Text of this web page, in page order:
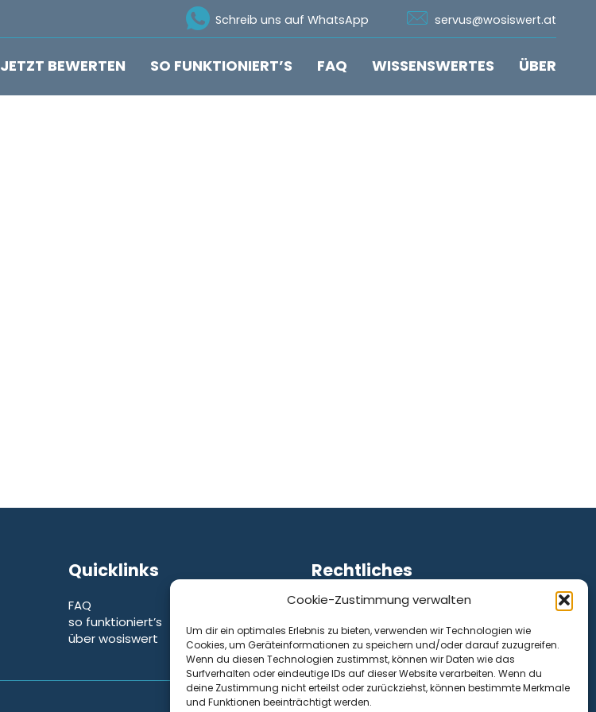
Cookie-Zustimmung verwalten
Um dir ein optimales Erlebnis zu bieten, verwenden wir Technologien wie
Cookies, um Geräteinformationen zu speichern und/oder darauf zuzugreifen.
Wenn du diesen Technologien zustimmst, können wir Daten wie das
Surfverhalten oder eindeutige IDs auf dieser Website verarbeiten. Wenn du
deine Zustimmung nicht erteilst oder zurückziehst, können bestimmte Merkmale
und Funktionen beeinträchtigt werden.
Schreib uns auf WhatsApp
servus@wosiswert.at
JETZT BEWERTEN SO FUNKTIONIERT’S FAQ WISSENSWERTES ÜBER
Quicklinks
FAQ
so funktioniert’s
über wosiswert
Rechtliches
Impressum
Cookie-Richtlinie (EU)